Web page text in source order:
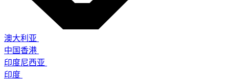
澳大利亚
中国香港
印度尼西亚
印度